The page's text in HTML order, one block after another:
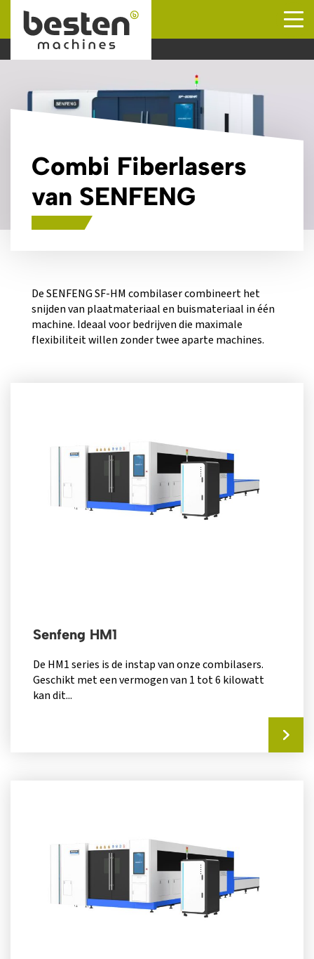
Naar hoofdinhoud
Combi Fiberlasers
van SENFENG
De SENFENG SF-HM combilaser combineert het
snijden van plaatmateriaal en buismateriaal in één
machine. Ideaal voor bedrijven die maximale
flexibiliteit willen zonder twee aparte machines.
Senfeng HM1
De HM1 series is de instap van onze combilasers.
Geschikt met een vermogen van 1 tot 6 kilowatt
kan dit...